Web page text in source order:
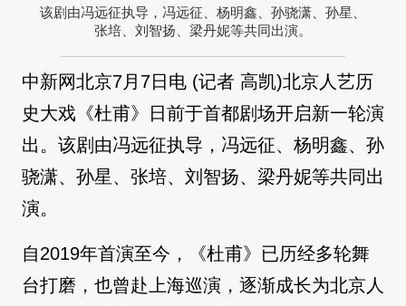
该剧由冯远征执导，冯远征、杨明鑫、孙骁潇、孙星、
张培、刘智扬、梁丹妮等共同出演。
中新网北京7月7日电 (记者 高凯)北京人艺历
史大戏《杜甫》日前于首都剧场开启新一轮演
出。该剧由冯远征执导，冯远征、杨明鑫、孙
骁潇、孙星、张培、刘智扬、梁丹妮等共同出
演。
自2019年首演至今，《杜甫》已历经多轮舞
台打磨，也曾赴上海巡演，逐渐成长为北京人